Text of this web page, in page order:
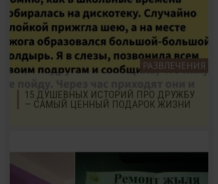
РАЗВЛЕЧЕНИЯ
15 ДУШЕВНЫХ ИСТОРИЙ ПРО ДРУЖБУ
— САМЫЙ ЦЕННЫЙ ПОДАРОК ЖИЗНИ